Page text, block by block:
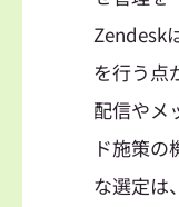
Zendesk
を行う点
配信やメ
ド施策の
な選定は